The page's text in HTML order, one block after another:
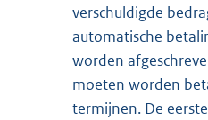
verschuldigde
automatische
worden
moeten worden
termijnen. De